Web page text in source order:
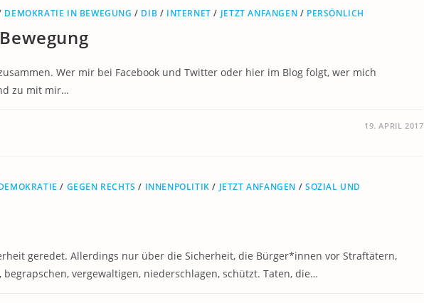
DEMOKRATIE IN BEWEGUNG / DIB / INTERNET / JETZT ANFANGEN / PERSÖNLICH
Wer mir bei Facebook und Twitter oder hier im Blog folgt, wer mich
zu mit mir…
19. APRIL 2017
/ GEGEN RECHTS / INNENPOLITIK / JETZT ANFANGEN / SOZIAL UND
geredet. Allerdings nur über die Sicherheit, die Bürger*innen vor Straftätern,
vergewaltigen, niederschlagen, schützt. Taten, die…